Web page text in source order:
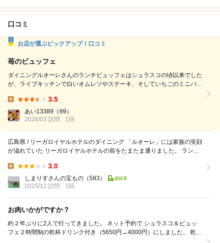
口コミ
お店が選ぶピックアップ！口コミ
苺のビュッフェ
ダイニングルオーレさんのランチビュッフェはシュラスコの頃以来でした
が、ライブキッチンで白いオムレツやステーキ、そしていちごのミニパフ
フェとかで珍しかったので予約して行きました。食事系もたくさんの種類
のものがあり、特にフレッシュな野菜を使ったものがとても美味しかった
です。あとグラタン系も美味しかったですね。
3.5
あい13389 （99）
2026/03 訪問
1回
広島県 / リーガロイヤルホテルのダイニング 「ルオーレ」には家族の笑顔
が溢れていた リーガロイヤルホテルの前をたまたま通りました。 ランチ
3.0
しまりすさんの宝もの （583）
2025/12 訪問
1回
お肉いかがですか？
約２年ぶりに2人で行ってきました。 ネット予約で シュラスコ＆ビュッ
フェ２時間制の乾杯ドリンク付き（5650円→4000円）にしました。 乾杯